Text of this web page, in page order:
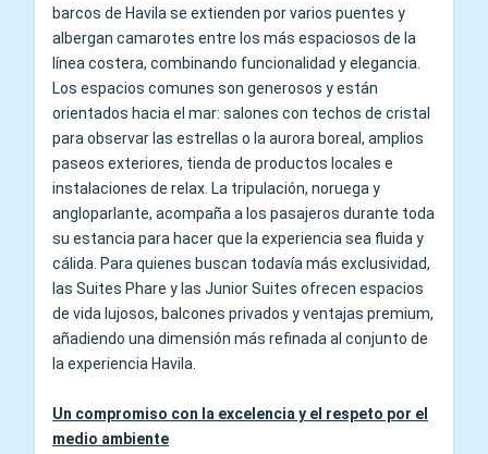
barcos de Havila se extienden por varios puentes y
albergan camarotes entre los más espaciosos de la
línea costera, combinando funcionalidad y elegancia.
Los espacios comunes son generosos y están
orientados hacia el mar: salones con techos de cristal
para observar las estrellas o la aurora boreal, amplios
paseos exteriores, tienda de productos locales e
instalaciones de relax. La tripulación, noruega y
angloparlante, acompaña a los pasajeros durante toda
su estancia para hacer que la experiencia sea fluida y
cálida. Para quienes buscan todavía más exclusividad,
las Suites Phare y las Junior Suites ofrecen espacios
de vida lujosos, balcones privados y ventajas premium,
añadiendo una dimensión más refinada al conjunto de
la experiencia Havila.
Un compromiso con la excelencia y el respeto por el
medio ambiente